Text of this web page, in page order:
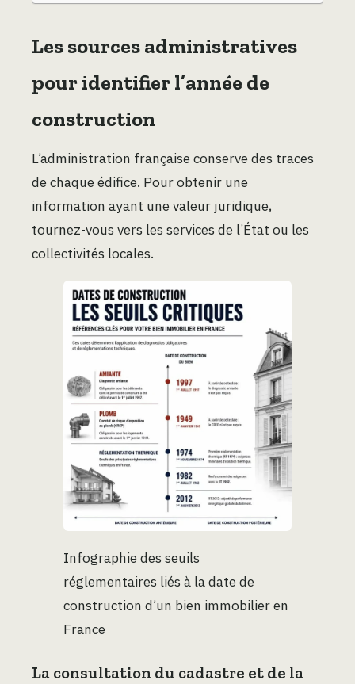
Les sources administratives
pour identifier l’année de
construction
L’administration française conserve des traces
de chaque édifice. Pour obtenir une
information ayant une valeur juridique,
tournez-vous vers les services de l’État ou les
collectivités locales.
Infographie des seuils
réglementaires liés à la date de
construction d’un bien immobilier en
France
La consultation du cadastre et de la